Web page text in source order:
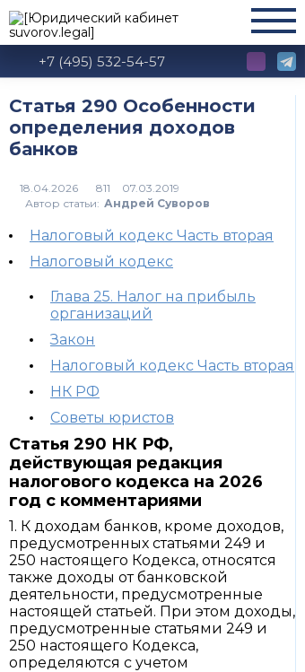
+7 (495) 532-54-57
Статья 290 Особенности
определения доходов
банков
811
Автор статьи: Андрей Суворов
Налоговый кодекс Часть вторая
Налоговый кодекс
Глава 25. Налог на прибыль
организаций
Закон
Налоговый кодекс Часть вторая
НК РФ
Советы юристов
Статья 290 НК РФ,
действующая редакция
налогового кодекса на 2026
год с комментариями
1. К доходам банков, кроме доходов,
предусмотренных статьями 249 и
250 настоящего Кодекса, относятся
также доходы от банковской
деятельности, предусмотренные
настоящей статьей. При этом доходы,
предусмотренные статьями 249 и
250 настоящего Кодекса,
определяются с учетом